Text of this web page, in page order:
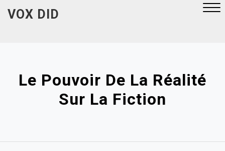
VOX DID
Le Pouvoir De La Réalité
Sur La Fiction